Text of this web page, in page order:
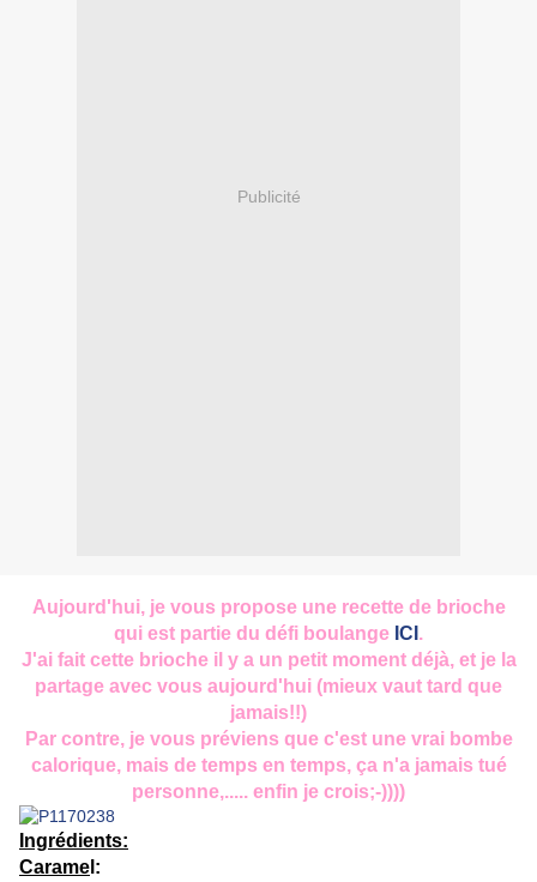
Publicité
Aujourd'hui, je vous propose une recette de brioche
qui est partie du défi boulange ICI .
J'ai fait cette brioche il y a un petit moment déjà, et je la
partage avec vous aujourd'hui (mieux vaut tard que
jamais!!)
Par contre, je vous préviens que c'est une vrai bombe
calorique, mais de temps en temps, ça n'a jamais tué
personne,..... enfin je crois;-))))
Ingrédients:
Carame l: